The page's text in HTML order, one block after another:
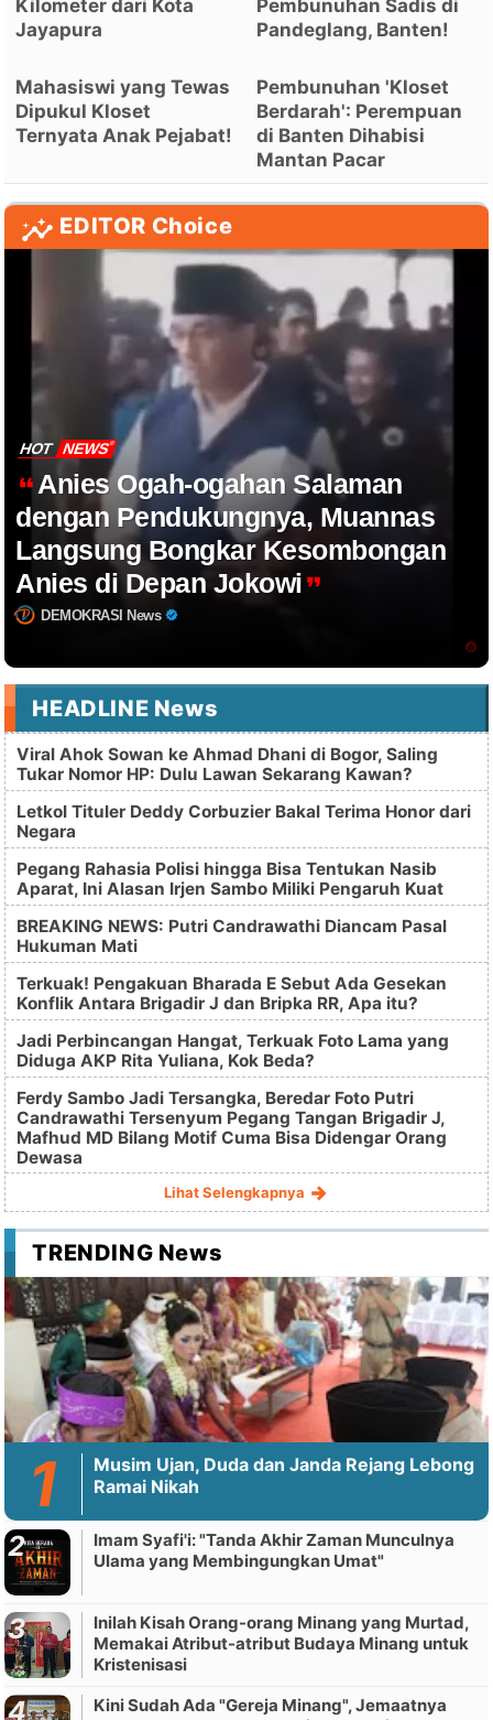
Kilometer dari Kota
Jayapura
Pembunuhan Sadis di
Pandeglang, Banten!
Mahasiswi yang Tewas
Dipukul Kloset
Ternyata Anak Pejabat!
Pembunuhan 'Kloset
Berdarah': Perempuan
di Banten Dihabisi
Mantan Pacar
EDITOR Choice
HOT NEWS
Anies Ogah-ogahan Salaman
dengan Pendukungnya, Muannas
Langsung Bongkar Kesombongan
Anies di Depan Jokowi
DEMOKRASI News
HEADLINE News
Viral Ahok Sowan ke Ahmad Dhani di Bogor, Saling
Tukar Nomor HP: Dulu Lawan Sekarang Kawan?
Letkol Tituler Deddy Corbuzier Bakal Terima Honor dari
Negara
Pegang Rahasia Polisi hingga Bisa Tentukan Nasib
Aparat, Ini Alasan Irjen Sambo Miliki Pengaruh Kuat
BREAKING NEWS: Putri Candrawathi Diancam Pasal
Hukuman Mati
Terkuak! Pengakuan Bharada E Sebut Ada Gesekan
Konflik Antara Brigadir J dan Bripka RR, Apa itu?
Jadi Perbincangan Hangat, Terkuak Foto Lama yang
Diduga AKP Rita Yuliana, Kok Beda?
Ferdy Sambo Jadi Tersangka, Beredar Foto Putri
Candrawathi Tersenyum Pegang Tangan Brigadir J,
Mafhud MD Bilang Motif Cuma Bisa Didengar Orang
Dewasa
Lihat Selengkapnya
TRENDING News
Musim Ujan, Duda dan Janda Rejang Lebong
Ramai Nikah
Imam Syafi'i: "Tanda Akhir Zaman Munculnya
Ulama yang Membingungkan Umat"
Inilah Kisah Orang-orang Minang yang Murtad,
Memakai Atribut-atribut Budaya Minang untuk
Kristenisasi
Kini Sudah Ada "Gereja Minang", Jemaatnya